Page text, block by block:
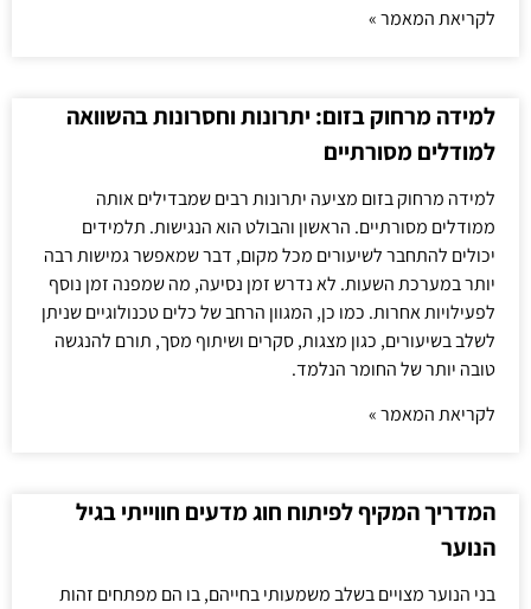
לקריאת המאמר »
למידה מרחוק בזום: יתרונות וחסרונות בהשוואה
למודלים מסורתיים
למידה מרחוק בזום מציעה יתרונות רבים שמבדילים אותה
ממודלים מסורתיים. הראשון והבולט הוא הנגישות. תלמידים
יכולים להתחבר לשיעורים מכל מקום, דבר שמאפשר גמישות רבה
יותר במערכת השעות. לא נדרש זמן נסיעה, מה שמפנה זמן נוסף
לפעילויות אחרות. כמו כן, המגוון הרחב של כלים טכנולוגיים שניתן
לשלב בשיעורים, כגון מצגות, סקרים ושיתוף מסך, תורם להנגשה
טובה יותר של החומר הנלמד.
לקריאת המאמר »
המדריך המקיף לפיתוח חוג מדעים חווייתי בגיל
הנוער
בני הנוער מצויים בשלב משמעותי בחייהם, בו הם מפתחים זהות